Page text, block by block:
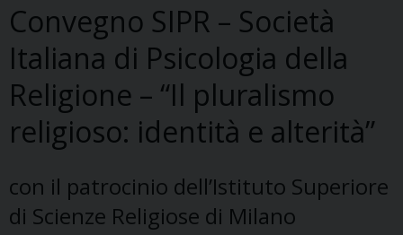
Convegno SIPR – Società
Italiana di Psicologia della
Religione – “Il pluralismo
religioso: identità e alterità”
con il patrocinio dell’Istituto Superiore
di Scienze Religiose di Milano